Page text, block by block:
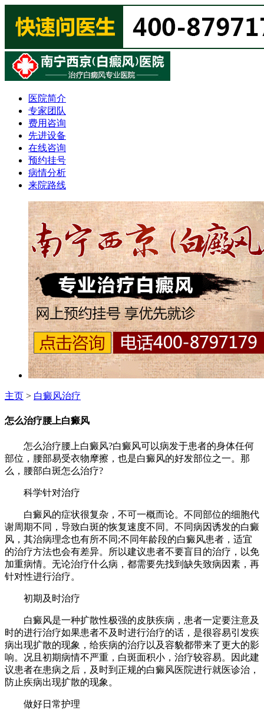
医院简介
专家团队
费用咨询
先进设备
在线咨询
预约挂号
病情分析
来院路线
主页 > 白癜风治疗
怎么治疗腰上白癜风
怎么治疗腰上白癜风?白癜风可以病发于患者的身体任何
部位，腰部易受衣物摩擦，也是白癜风的好发部位之一。那
么，腰部白斑怎么治疗?
科学针对治疗
白癜风的症状很复杂，不可一概而论。不同部位的细胞代
谢周期不同，导致白斑的恢复速度不同。不同病因诱发的白癜
风，其治病理念也有所不同;不同年龄段的白癜风患者，适宜
的治疗方法也会有差异。所以建议患者不要盲目的治疗，以免
加重病情。无论治疗什么病，都需要先找到缺失致病因素，再
针对性进行治疗。
初期及时治疗
白癜风是一种扩散性极强的皮肤疾病，患者一定要注意及
时的进行治疗如果患者不及时进行治疗的话，是很容易引发疾
病出现扩散的现象，给疾病的治疗以及容貌都带来了更大的影
响。况且初期病情不严重，白斑面积小，治疗较容易。因此建
议患者在患病之后，及时到正规的白癜风医院进行就医诊治，
防止疾病出现扩散的现象。
做好日常护理